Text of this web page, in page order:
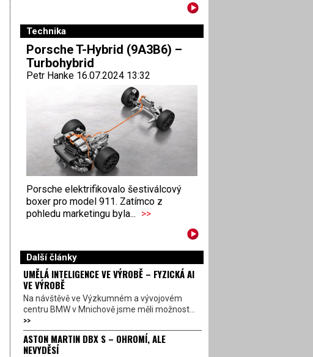
Technika
Porsche T-Hybrid (9A3B6) –
Turbohybrid
Petr Hanke 16.07.2024 13:32
Porsche elektrifikovalo šestiválcový
boxer pro model 911. Zatímco z
pohledu marketingu byla... >>
Další články
UMĚLÁ INTELIGENCE VE VÝROBĚ – FYZICKÁ AI
VE VÝROBĚ
Na návštěvě ve Výzkumném a vývojovém
centru BMW v Mnichově jsme měli možnost...
>>
ASTON MARTIN DBX S – OHROMÍ, ALE
NEVYDĚSÍ